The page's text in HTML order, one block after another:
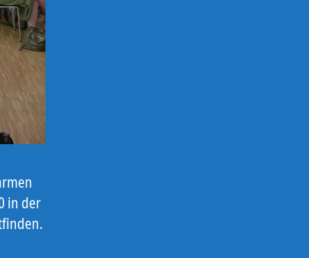
in der